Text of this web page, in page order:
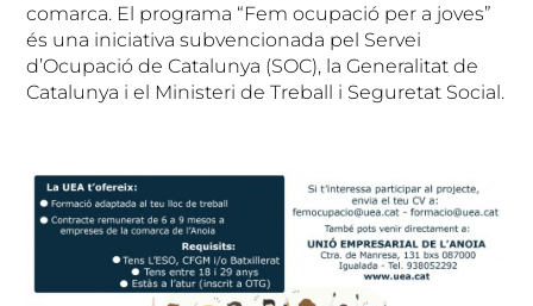
comarca. El programa “Fem ocupació per a joves”
és una iniciativa subvencionada pel Servei
d’Ocupació de Catalunya (SOC), la Generalitat de
Catalunya i el Ministeri de Treball i Seguretat Social.